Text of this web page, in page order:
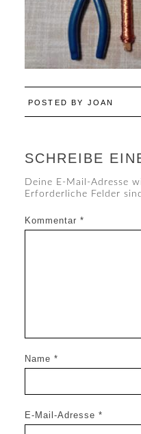
POSTED BY JOAN
SCHREIBE
Deine E-Mail-Adresse
Erforderliche Felder
Kommentar *
Name *
E-Mail-Adresse *